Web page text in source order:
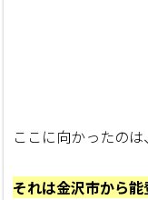
ここに向かったのは
それは金沢市から